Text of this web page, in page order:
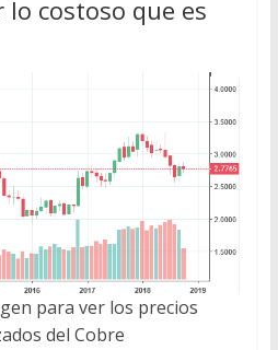
costoso que es
para ver los precios
del Cobre